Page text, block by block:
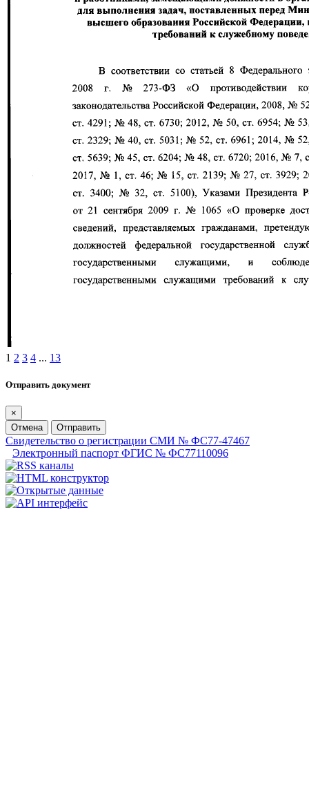
1 2 3 4 ... 13
Отправить документ
×
Отмена
Отправить
Свидетельство о регистрации СМИ № ФС77-47467
Электронный паспорт ФГИС № ФС77110096